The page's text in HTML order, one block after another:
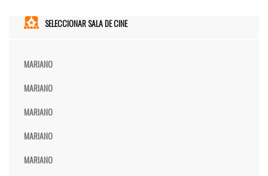
SELECCIONAR SALA DE CINE
MARIANO
MARIANO
MARIANO
MARIANO
MARIANO